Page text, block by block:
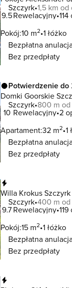
Szczyrk 1,5 km
9.5Rewelacyjny
Pokój:10 m2 1 łóżko
Bezpłatna
Bez przedpłaty
Potwierdzenie do
Domki Goorskie
Szczyrk 800 m
10 Rewelacyjny 2
Apartament:32 m2 1
Bezpłatna
Bez przedpłaty
Willa Krokus Szczyrk
Szczyrk 400 m
9.7Rewelacyjny
Pokój:15 m2 1 łóżko
Bezpłatna
Bez przedpłaty